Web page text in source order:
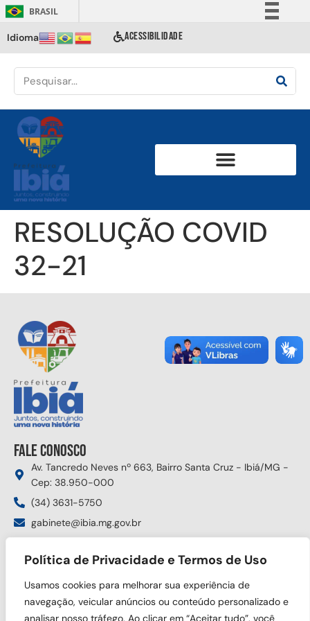
Política de Privacidade e Termos de Uso
Usamos cookies para melhorar sua experiência de
navegação, veicular anúncios ou conteúdo personalizado e
analisar nosso tráfego. Ao clicar em “Aceitar tudo”, você
BRASIL
Comunica BR
Acesso à informação
Idioma ACESSIBILIDADE
RESOLUÇÃO COVID
32-21
Fale conosco
Av. Tancredo Neves nº 663, Bairro Santa Cruz - Ibiá/MG -
Cep: 38.950-000
(34) 3631-5750
gabinete@ibia.mg.gov.br